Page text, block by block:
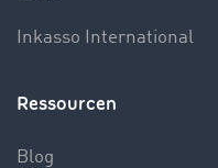
Inkasso International
Ressourcen
Blog